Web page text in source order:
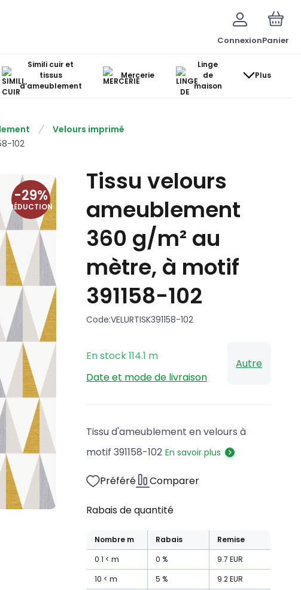
ConnexionPanier
Simili cuir et
tissus
d’ameublement
Mercerie
Linge
de
maison
Plus
Velours imprimé
102
-29%
RÉDUCTION
Tissu velours
ameublement
360 g/m² au
mètre, à motif
391158-102
Code:VELURTISK391158-102
En stock114.1 m
Date et mode de livraison
Autre
Tissu d'ameublement en velours à
motif 391158-102 En savoir plus
Préféré Comparer
Rabais de quantité
Nombre m Rabais
Remise
0.1
m 0 % 9.7 EUR
10
m 5 % 9.2EUR